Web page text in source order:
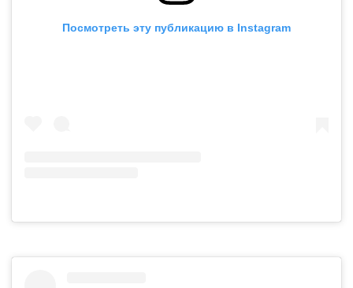
Посмотреть эту публикацию в Instagram